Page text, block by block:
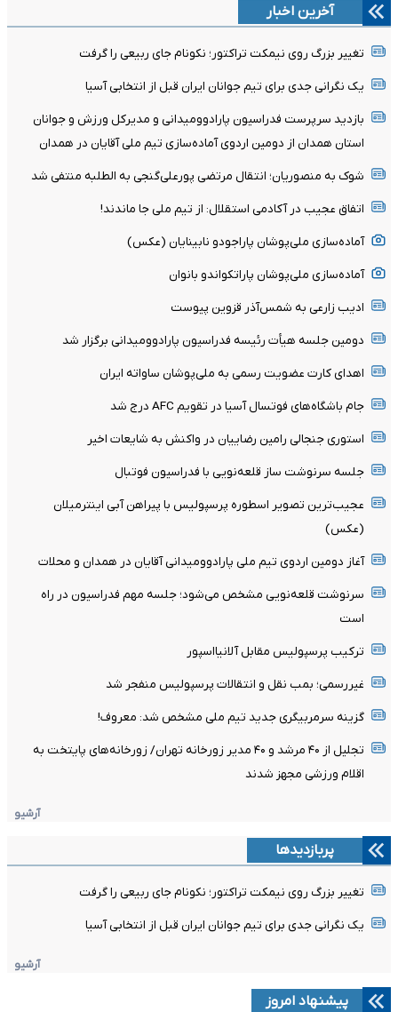
آخرین اخبار
تغییر بزرگ روی نیمکت تراکتور؛ نکونام جای ربیعی را گرفت
یک نگرانی جدی برای تیم جوانان ایران قبل از انتخابی آسیا
بازدید سرپرست فدراسیون پارادوومیدانی و مدیرکل ورزش و جوانان
استان همدان از دومین اردوی آماده‌سازی تیم ملی آقایان در همدان
شوک به منصوریان؛ انتقال مرتضی پورعلی‌گنجی به الطلبه منتفی شد
اتفاق عجیب در آکادمی استقلال: از تیم ملی جا ماندند!
آماده‌سازی ملی‌پوشان پاراجودو نابینایان (عکس)
آماده‌سازی ملی‌پوشان پاراتکواندو بانوان
ادیب زارعی به شمس‌آذر قزوین پیوست
دومین جلسه هیأت رئیسه فدراسیون پارادوومیدانی برگزار شد
اهدای کارت عضویت رسمی به ملی‌پوشان ساواته ایران
جام باشگاه‌های فوتسال آسیا در تقویم AFC درج شد
استوری جنجالی رامین رضاییان در واکنش به شایعات اخیر
جلسه سرنوشت ساز قلعه‌نویی با فدراسیون فوتبال
عجیب‌ترین تصویر اسطوره پرسپولیس با پیراهن آبی اینترمیلان
(عکس)
آغاز دومین اردوی تیم ملی پارادوومیدانی آقایان در همدان و محلات
سرنوشت قلعه‌نویی مشخص می‌شود؛ جلسه مهم فدراسیون در راه
است
ترکیب پرسپولیس مقابل آلانیااسپور
غیررسمی؛ بمب نقل و انتقالات پرسپولیس منفجر شد
گزینه سرمربیگری جدید تیم ملی مشخص شد: معروف!
تجلیل از ۴۰ مرشد و ۴۰ مدیر زورخانه تهران/ زورخانه‌های پایتخت به
اقلام ورزشی مجهز شدند
آرشیو
پربازدیدها
تغییر بزرگ روی نیمکت تراکتور؛ نکونام جای ربیعی را گرفت
یک نگرانی جدی برای تیم جوانان ایران قبل از انتخابی آسیا
آرشیو
پیشنهاد امروز